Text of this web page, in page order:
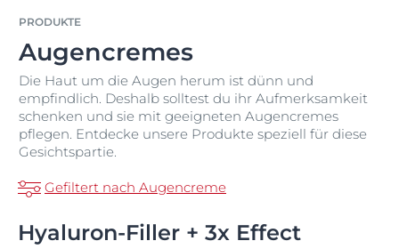
PRODUKTE
Augencremes
Die Haut um die Augen herum ist dünn und
empfindlich. Deshalb solltest du ihr Aufmerksamkeit
schenken und sie mit geeigneten Augencremes
pflegen. Entdecke unsere Produkte speziell für diese
Gesichtspartie.
Gefiltert nach Augencreme
Hyaluron-Filler + 3x Effect